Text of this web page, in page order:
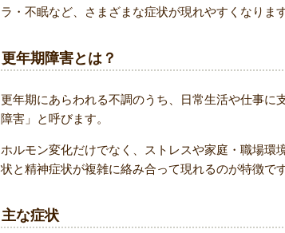
ラ・不眠など、さまざまな症状が現れやすくなります
更年期障害とは？
更年期にあらわれる不調のうち、日常生活や仕事に
障害」と呼びます。
ホルモン変化だけでなく、ストレスや家庭・職場環
状と精神症状が複雑に絡み合って現れるのが特徴です
主な症状